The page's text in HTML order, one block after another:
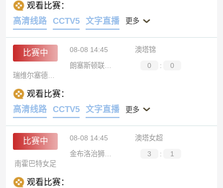
观看比赛：
高清线路
CCTV5 文字直播 更多
比赛中 08-08 14:45
澳塔锦
朗塞斯顿联后备队
0 :
0
观看比赛：
高清线路
CCTV5 文字直播 更多
比赛中 08-08 14:45
澳塔女超
金布洛治狮队女足
3 :
1
南霍巴特女足
观看比赛：